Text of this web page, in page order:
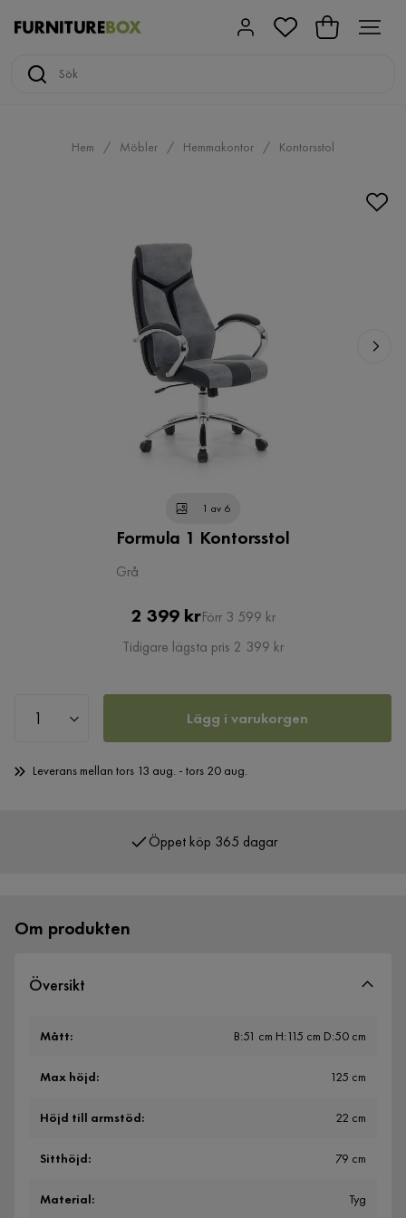
Hem Möbler Hemmakontor Kontorsstol
1 av 6
Formula 1 Kontorsstol
Grå
Pris
2 399 krOriginal
Pris
Förr 3 599 kr
Tidigare lägsta pris 2 399 kr
Lägg i varukorgen
Leverans mellan tors 13 aug. - tors 20 aug.
Öppet köp 365 dagar
Om produkten
Översikt
Mått: B:51 cm H:115 cm D:50 cm
Max höjd: 125 cm
Höjd till armstöd: 22 cm
Sitthöjd: 79 cm
Material: Tyg